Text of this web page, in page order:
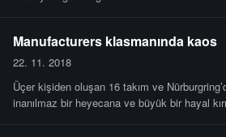
Manufacturers klasmanında kaos
22. 11. 2018
Üçer kişiden oluşan 16 takım ve
inanılmaz bir heyecana ve büyük bir hayal